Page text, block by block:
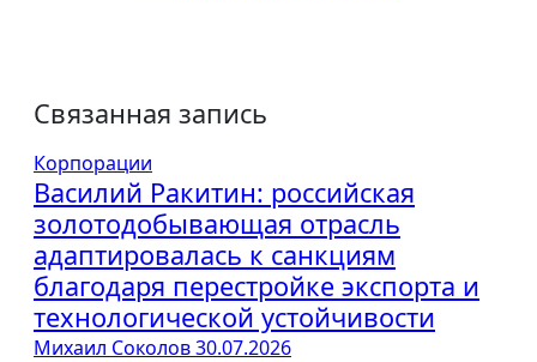
Связанная запись
Корпорации
Василий Ракитин: российская
золотодобывающая отрасль
адаптировалась к санкциям
благодаря перестройке экспорта и
технологической устойчивости
Михаил Соколов30.07.2026